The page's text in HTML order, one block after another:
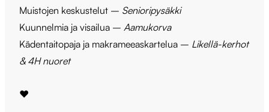
Muistojen keskustelut – Senioripysäkki
Kuunnelmia ja visailua – Aamukorva
Kädentaitopaja ja makrameeaskartelua – Likellä-kerhot
& 4H nuoret
❤️